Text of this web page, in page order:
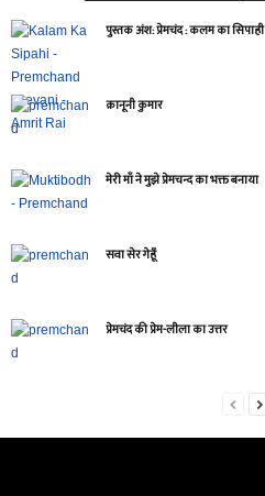
पुस्तक अंश: प्रेमचंद : कलम का सिपाही
क़ानूनी कुमार
मेरी माँ ने मुझे प्रेमचन्द का भक्त बनाया
सवा सेर गेहूँ
प्रेमचंद की प्रेम-लीला का उत्तर